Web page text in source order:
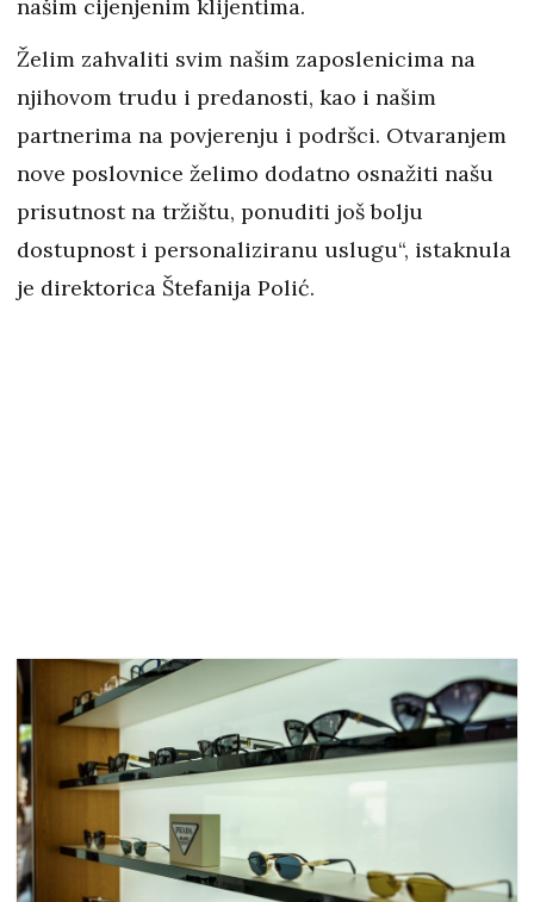
našim cijenjenim klijentima.
Želim zahvaliti svim našim zaposlenicima na
njihovom trudu i predanosti, kao i našim
partnerima na povjerenju i podršci. Otvaranjem
nove poslovnice želimo dodatno osnažiti našu
prisutnost na tržištu, ponuditi još bolju
dostupnost i personaliziranu uslugu“, istaknula
je direktorica Štefanija Polić.